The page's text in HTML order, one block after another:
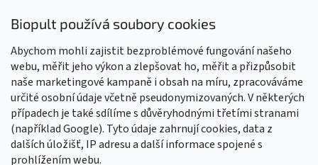
Biopult používá soubory cookies
Abychom mohli zajistit bezproblémové fungování našeho
webu, měřit jeho výkon a zlepšovat ho, měřit a přizpůsobit
naše marketingové kampaně i obsah na míru, zpracováváme
určité osobní údaje včetně pseudonymizovaných. V některých
případech je také sdílíme s důvěryhodnými třetími stranami
(například Google). Tyto údaje zahrnují cookies, data z
dalších úložišť, IP adresu a další informace spojené s
prohlížením webu.
Výrobky označené BIO jsou certifikované kontrolní organizací CZ-
BIO-003